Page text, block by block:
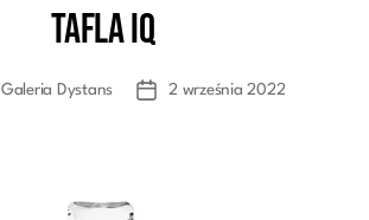
Kategorie
Tafla IQ
Galeria Dystans
Data2 września 2022